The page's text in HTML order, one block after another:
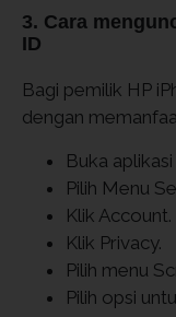
3. Cara
ID
Bagi pemilik HP
dengan
Buka
Pilih Menu
Klik Account.
Klik Privacy.
Pilih menu
Pilih opsi